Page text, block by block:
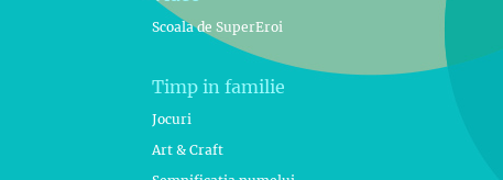
Scoala de SuperEroi
Timp in familie
Jocuri
Art & Craft